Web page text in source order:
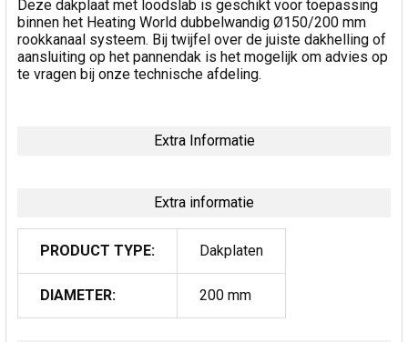
Deze dakplaat met loodslab is geschikt voor toepassing
binnen het Heating World dubbelwandig Ø150/200 mm
rookkanaal systeem. Bij twijfel over de juiste dakhelling of
aansluiting op het pannendak is het mogelijk om advies op
te vragen bij onze technische afdeling.
Extra Informatie
Extra informatie
PRODUCT TYPE: Dakplaten
DIAMETER: 200 mm